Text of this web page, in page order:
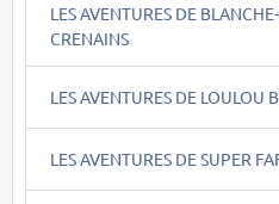
LES AVENTURES DE
CRENAINS
LES AVENTURES DE LOULOU
LES AVENTURES DE SUPER